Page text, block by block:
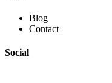
Blog
Contact
Social